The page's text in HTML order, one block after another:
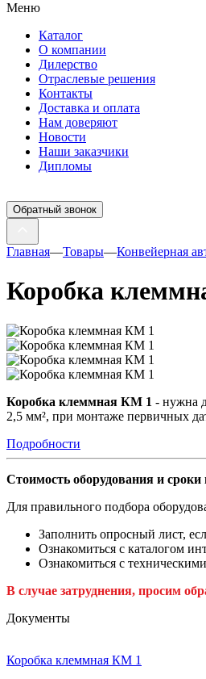
Меню
Каталог
О компании
Дилерство
Отраслевые решения
Контакты
Доставка и оплата
Нам доверяют
Новости
Наши заказчики
Дипломы
Обратный звонок
Главная—Товары—Конвейерная
Коробка
Коробка клеммная КМ 1 - нужна
2,5 мм², при монтаже первичных
Подробности
Стоимость оборудования и сроки
Для правильного подбора
Заполнить опросный лист,
Ознакомиться с каталогом
Ознакомиться с
В случае затруднения, просим
Документы
Коробка клеммная КМ 1